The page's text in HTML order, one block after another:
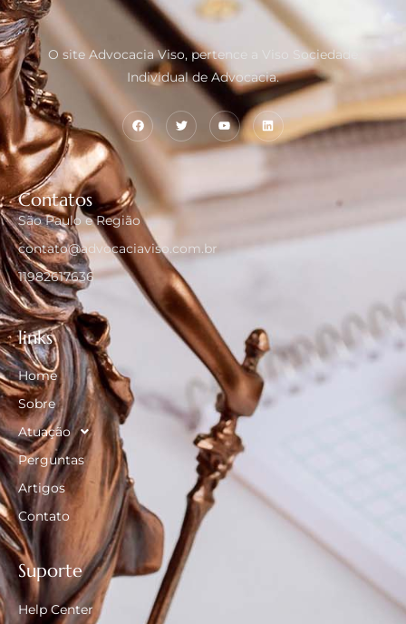
O site Advocacia Viso, pertence a Viso Sociedade
Individual de Advocacia.
Contatos
São Paulo e Região
contato@advocaciaviso.com.br
11982617636
links
Home
Sobre
Atuação
Perguntas
Artigos
Contato
Suporte
Help Center